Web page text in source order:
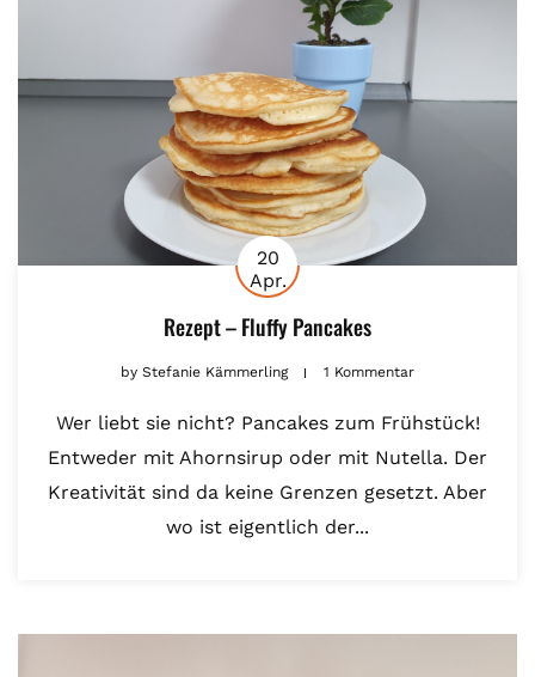
20
Apr.
Rezept – Fluffy Pancakes
by Stefanie Kämmerling 1 Kommentar
Wer liebt sie nicht? Pancakes zum Frühstück!
Entweder mit Ahornsirup oder mit Nutella. Der
Kreativität sind da keine Grenzen gesetzt. Aber
wo ist eigentlich der...